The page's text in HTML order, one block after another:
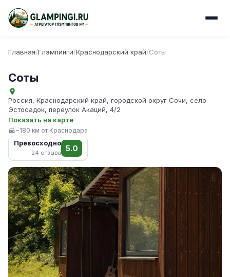
Главная/Глэмпинги/Краснодарский край/Соты
Соты
Россия, Краснодарский край, городской округ Сочи, село
Эстосадок, переулок Акаций, 4/2
Показать на карте
~180 км от Краснодара
Превосходно
24 отзыва 5.0